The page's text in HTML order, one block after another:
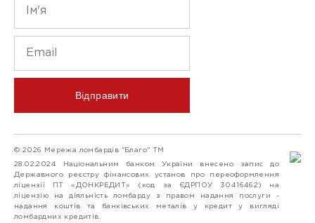
Відправити
© 2026 Мережа ломбардів "Благо" ТМ
28.02.2024 Національним банком України внесено запис до
Державного реєстру фінансових установ про переоформлення
ліцензії ПТ «ДОНКРЕДИТ» (код за ЄДРПОУ 30416462) на
ліцензію на діяльність ломбарду з правом надання послуги -
надання коштів та банківських металів у кредит у вигляді
ломбардних кредитів.